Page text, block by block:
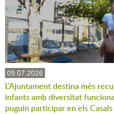
09.07.2026
L'Ajuntament destina més
infants amb diversitat
puguin participar en els